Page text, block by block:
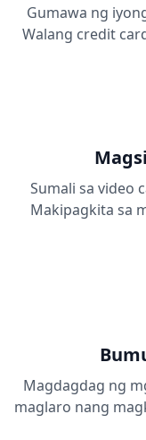
Gumawa ng
Walang credit
Sumali sa video
Makipagkita sa
Magdagdag ng
maglaro nang